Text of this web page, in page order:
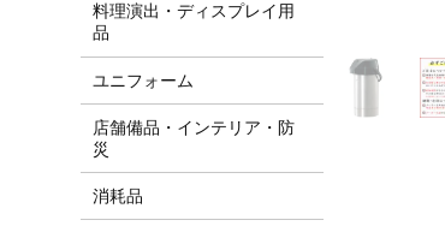
料理演出・ディスプレイ用
品
ユニフォーム
店舗備品・インテリア・防
災
消耗品